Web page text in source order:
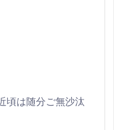
頃は随分ご無沙汰